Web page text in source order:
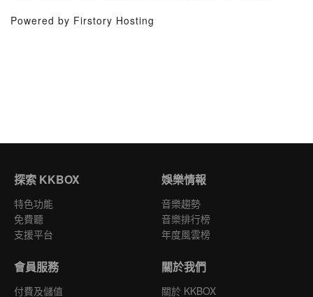
Powered by Firstory Hosting
探索 KKBOX
特色功能
免費聽
支援平台
娛樂情報
音樂趨勢
音樂排行榜
年度風雲榜
會員服務
付費及儲值
關於我們
關於 KKBOX